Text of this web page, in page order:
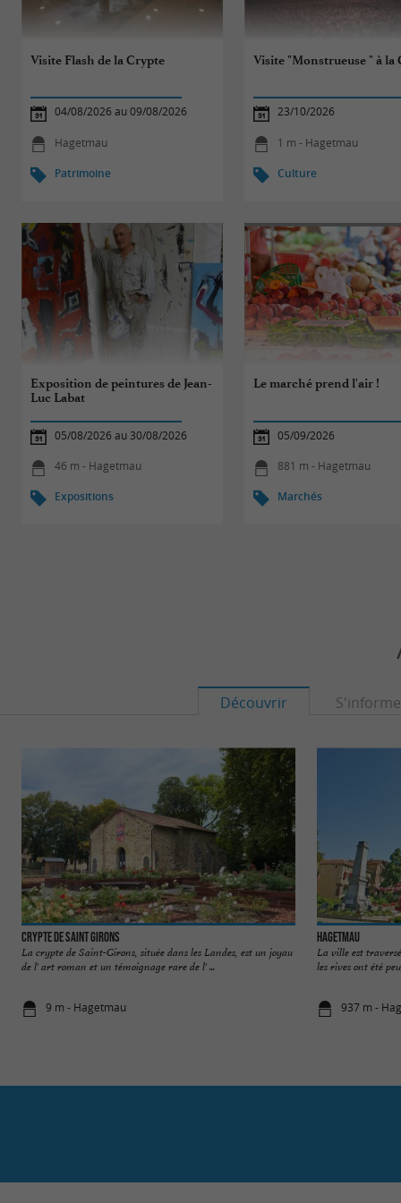
Visite Flash de la Crypte
04/08/2026 au 09/08/2026
Hagetmau
Patrimoine
Visite "Monstrueuse " à la
23/10/2026
1 m - Hagetmau
Culture
Exposition de peintures de Jean-
Luc Labat
05/08/2026 au 30/08/2026
46 m - Hagetmau
Expositions
Le marché prend l'air !
05/09/2026
881 m - Hagetmau
Marchés
Découvrir
Crypte de Saint Girons
La crypte de Saint-Girons, située dans les Landes, est un joyau
de l' art roman et un témoignage rare de l' ...
9 m - Hagetmau
Hagetmau
La ville est
les rives ont été
937 m -